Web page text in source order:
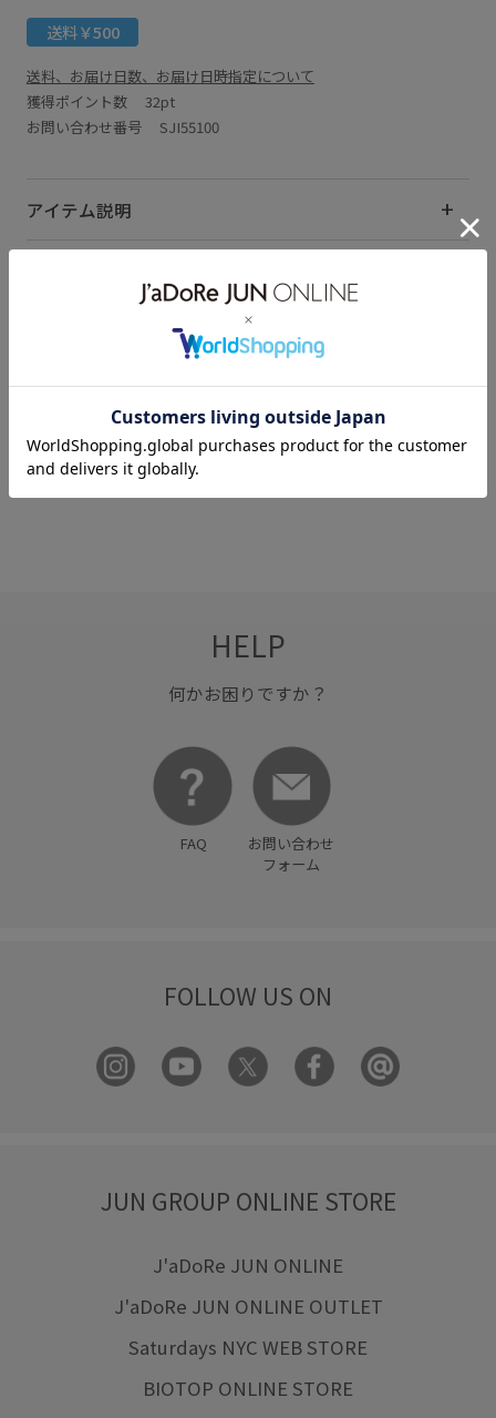
送料￥500
送料、お届け日数、お届け日時指定について
獲得ポイント数 32pt
お問い合わせ番号 SJI55100
アイテム説明
関連タグ
Web限定 キッチン キッチンツール
HELP
何かお困りですか？
FAQ
お問い合わせ
フォーム
FOLLOW US ON
JUN GROUP ONLINE STORE
J'aDoRe JUN ONLINE
J'aDoRe JUN ONLINE OUTLET
Saturdays NYC WEB STORE
BIOTOP ONLINE STORE